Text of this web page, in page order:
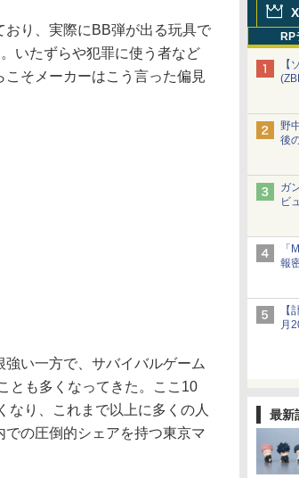
RP
【
デ
野
後
ガ
ビ
ン
最
「
報
【
最新
り、実際にBB弾が出る玩具で
いたずらや犯罪に使う者など
そメーカーはこう言った偏見
い一方で、サバイバルゲーム
とも多くなってきた。ここ10
なり、これまで以上に多くの人
の圧倒的シェアを持つ東京マ